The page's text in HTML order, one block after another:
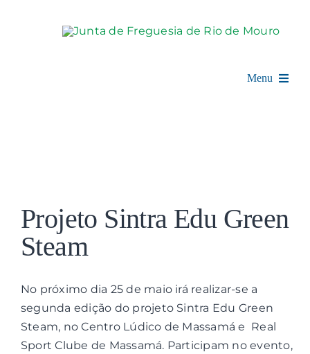
Menu
Balcão Digital
Espaço Cultural
Contactos
Larger
Image
Projeto Sintra Edu Green
Steam
No próximo dia 25 de maio irá realizar-se a
segunda edição do projeto Sintra Edu Green
Steam, no Centro Lúdico de Massamá e Real
Sport Clube de Massamá. Participam no evento,